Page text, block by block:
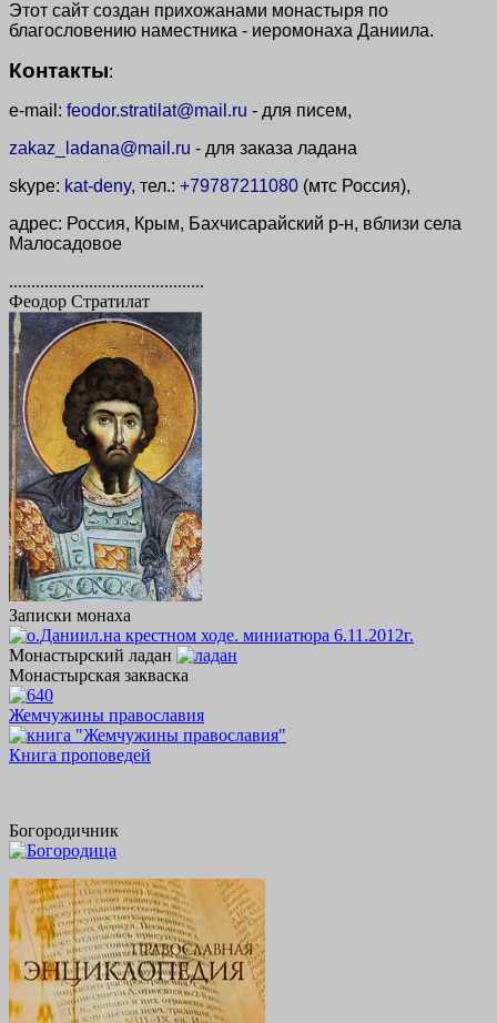
Этот сайт создан прихожанами монастыря по
благословению наместника - иеромонаха Даниила.
Контакты:
e-mail: feodor.stratilat@mail.ru - для писем,
zakaz_ladana@mail.ru - для заказа ладана
skype: kat-deny, тел.: +79787211080 (мтс Россия),
адрес: Россия, Крым, Бахчисарайский р-н, вблизи села
Малосадовое
............................................
Феодор Стратилат
Записки монаха
Монастырский ладан
Монастырская закваска
Жемчужины православия
Книга проповедей
Богородичник